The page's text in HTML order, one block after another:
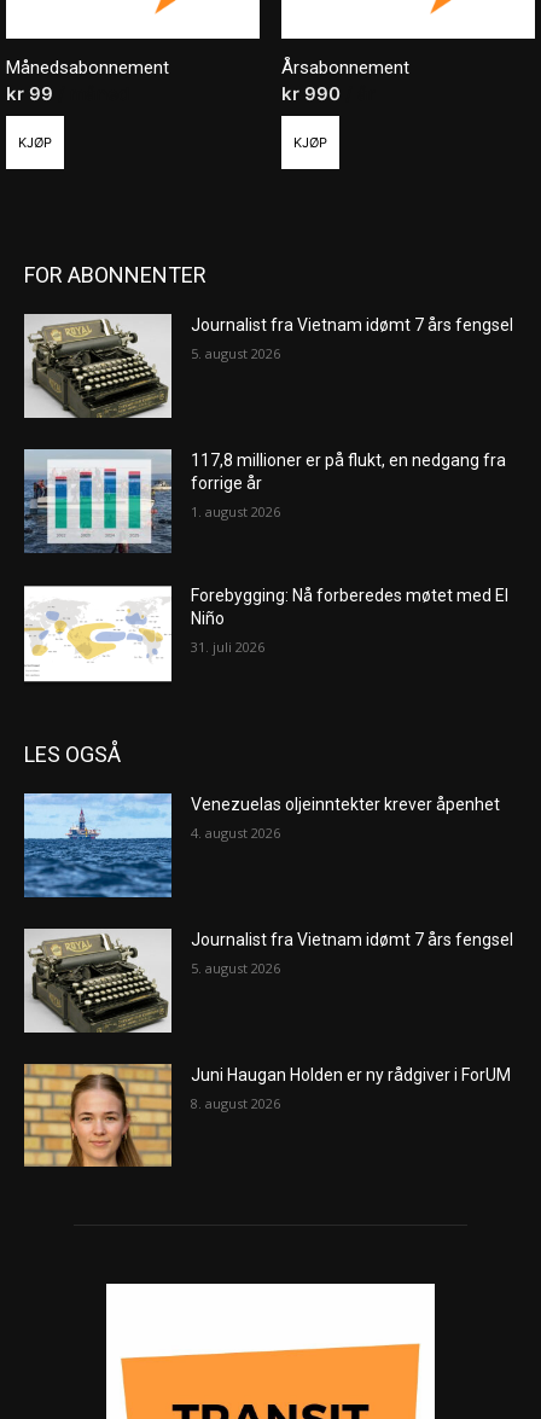
Månedsabonnement
kr 99
KJØP
Årsabonnement
kr990
KJØP
FOR ABONNENTER
Journalist fra Vietnam idømt 7 års fengsel
5. august 2026
117,8 millioner er på flukt, en nedgang fra
forrige år
1. august 2026
Forebygging: Nå forberedes møtet med El
Niño
31. juli 2026
LES OGSÅ
Venezuelas oljeinntekter krever åpenhet
4. august 2026
Journalist fra Vietnam idømt 7 års fengsel
5. august 2026
Juni Haugan Holden er ny rådgiver i ForUM
8. august 2026